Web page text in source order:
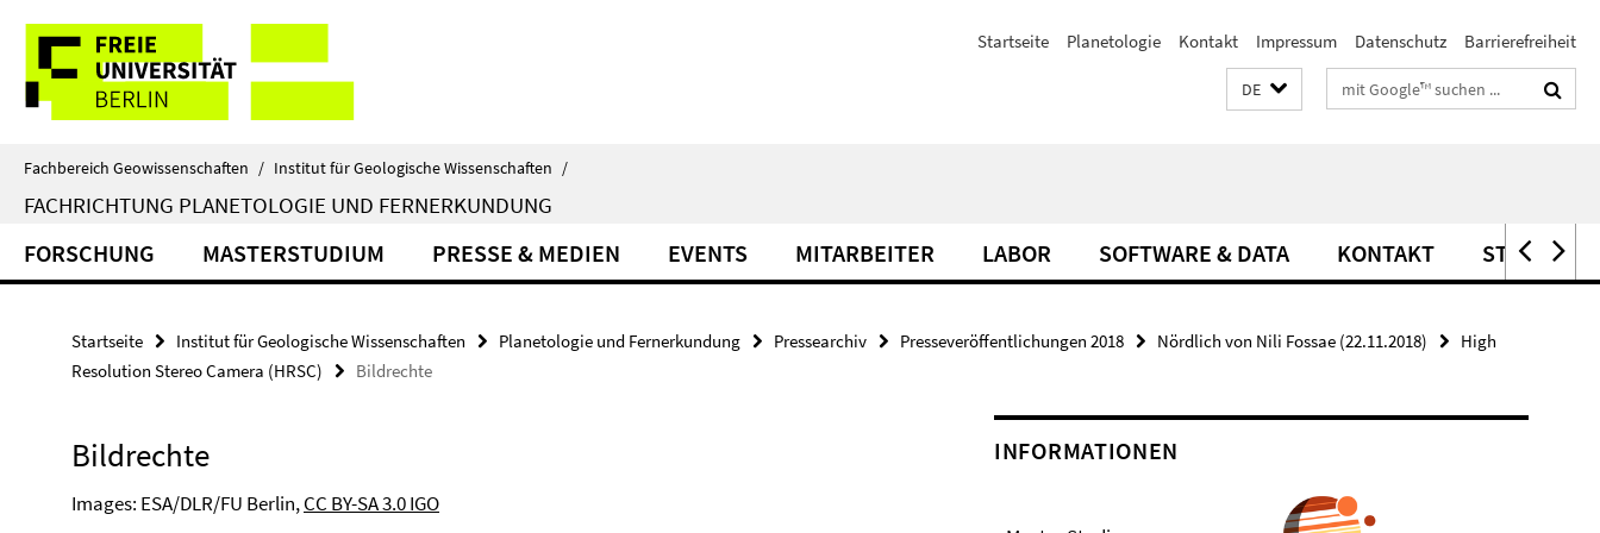
direkt
Inhalt
Service-
Navigation
Startseite Planetologie Kontakt Impressum Datenschutz Barrierefreiheit
DE Suchbegriffe
Fachbereich Geowissenschaften / Institut für Geologische Wissenschaften /
FACHRICHTUNG PLANETOLOGIE UND FERNERKUNDUNG
FORSCHUNG MASTERSTUDIUM PRESSE & MEDIEN EVENTS MITARBEITER LABOR SOFTWARE & DATA KONTAKT STELLEN
Startseite Institut für Geologische Wissenschaften Planetologie und Fernerkundung Pressearchiv Presseveröffentlichungen 2018 Nördlich von Nili Fossae (22.11.2018)
High
Resolution Stereo Camera (HRSC)
Bildrechte
Bildrechte
Images: ESA/DLR/FU Berlin,CC BY-SA 3.0 IGO
INFORMATIONEN